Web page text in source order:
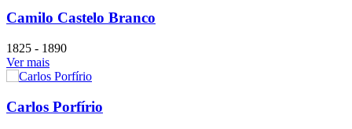
Camilo Castelo Branco
1825 - 1890
Ver mais
Carlos Porfírio